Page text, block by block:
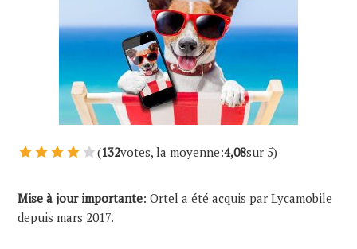
(132votes, la moyenne:4,08sur 5)
Mise à jour importante: Ortel a été acquis par Lycamobile
depuis mars 2017.